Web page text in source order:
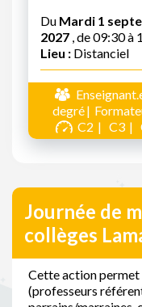
Du Mardi 1
2027 , de 09:30 à
Lieu : Distanciel
degré
C2
C3
Journée de
collèges
Cette action permet
(professeurs